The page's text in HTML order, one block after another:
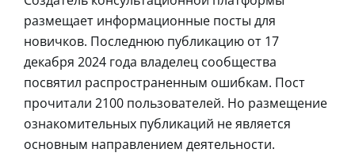
размещает информационные посты для
новичков. Последнюю публикацию от 17
декабря 2024 года владелец сообщества
посвятил распространенным ошибкам. Пост
прочитали 2100 пользователей. Но размещение
ознакомительных публикаций не является
основным направлением деятельности.